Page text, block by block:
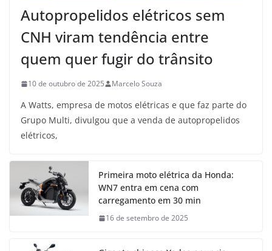
Autopropelidos elétricos sem
CNH viram tendência entre
quem quer fugir do trânsito
10 de outubro de 2025 Marcelo Souza
A Watts, empresa de motos elétricas e que faz parte do
Grupo Multi, divulgou que a venda de autopropelidos
elétricos,
Primeira moto elétrica da Honda:
WN7 entra em cena com
carregamento em 30 min
16 de setembro de 2025